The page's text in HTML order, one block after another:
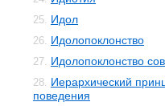
25. Идол
26. Идолопоклонство
27. Идолопоклонство
28. Иерархический
поведения